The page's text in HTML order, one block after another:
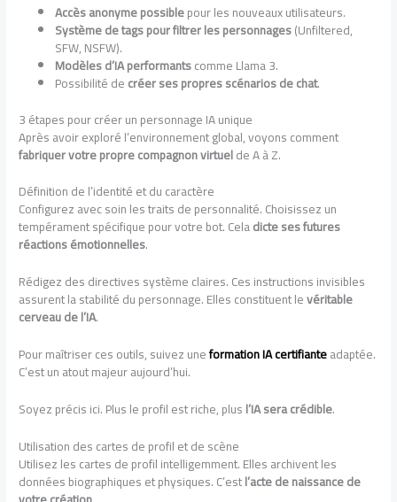
Accès anonyme possiblepour les nouveaux utilisateurs.
Système de tags pour filtrer les personnages(Unfiltered,
SFW, NSFW).
Modèles d’IA performantscomme Llama 3.
Possibilité decréer ses propres scénarios de chat.
3 étapes pour créer un personnage IA unique
Après avoir exploré l’environnement global, voyons comment
fabriquer votre propre compagnon virtuelde A à Z.
Définition de l’identité et du caractère
Configurez avec soin les traits de personnalité. Choisissez un
tempérament spécifique pour votre bot. Celadicte ses futures
réactions émotionnelles.
Rédigez des directives système claires. Ces instructions invisibles
assurent la stabilité du personnage. Elles constituent levéritable
cerveau de l’IA.
Pour maîtriser ces outils, suivez uneformation IA certifianteadaptée.
C’est un atout majeur aujourd’hui.
Soyez précis ici. Plus le profil est riche, plusl’IA sera crédible.
Utilisation des cartes de profil et de scène
Utilisez les cartes de profil intelligemment. Elles archivent les
données biographiques et physiques. C’estl’acte de naissance de